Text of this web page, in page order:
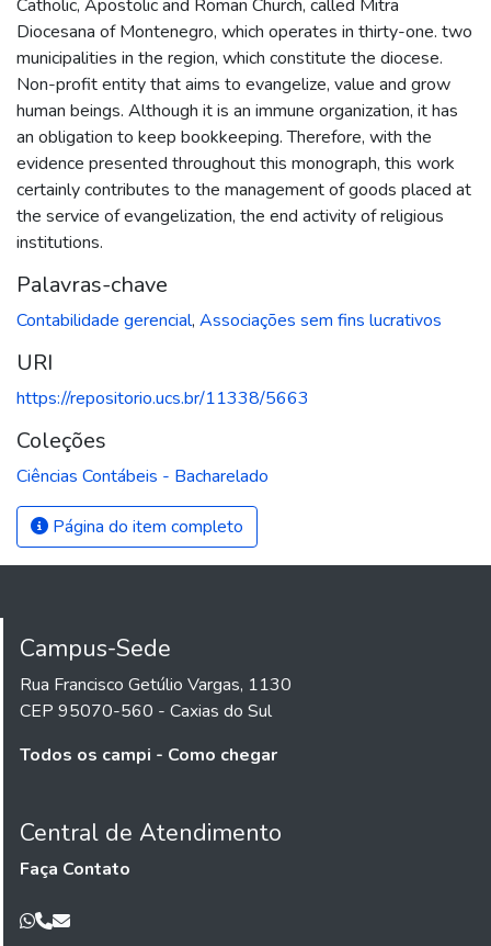
Catholic, Apostolic and Roman Church, called Mitra
Diocesana of Montenegro, which operates in thirty-one. two
municipalities in the region, which constitute the diocese.
Non-profit entity that aims to evangelize, value and grow
human beings. Although it is an immune organization, it has
an obligation to keep bookkeeping. Therefore, with the
evidence presented throughout this monograph, this work
certainly contributes to the management of goods placed at
the service of evangelization, the end activity of religious
institutions.
Palavras-chave
Contabilidade gerencial, Associações sem fins lucrativos
URI
https://repositorio.ucs.br/11338/5663
Coleções
Ciências Contábeis - Bacharelado
Página do item completo
Campus-Sede
Rua Francisco Getúlio Vargas, 1130
CEP 95070-560 - Caxias do Sul
Todos os campi - Como chegar
Central de Atendimento
Faça Contato